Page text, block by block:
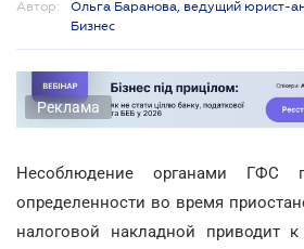
Автор:
Ольга Баранова, ведущий юрист-
Бизнес
Реклама
Несоблюдение органами ГФС
определенности во время
налоговой накладной приводит